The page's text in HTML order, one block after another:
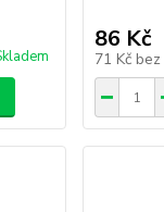
86 Kč
71 Kč bez